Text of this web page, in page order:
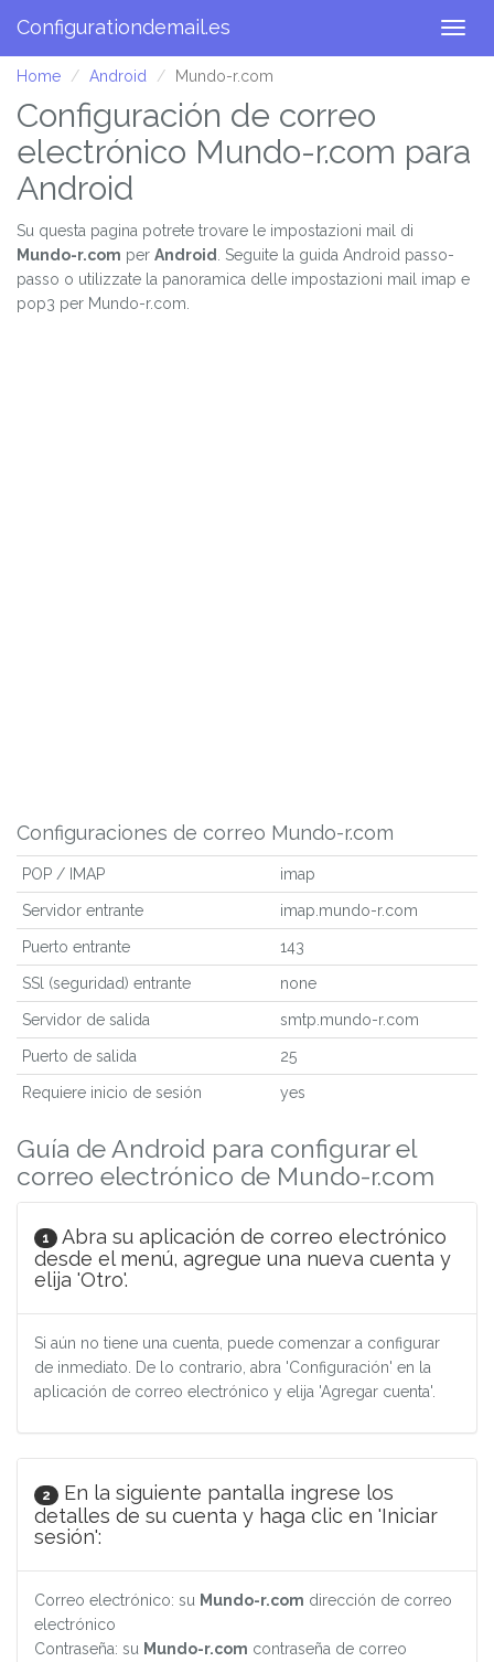
Configurationdemail.es
Home Android Mundo-r.com
Configuración de correo
electrónico Mundo-r.com para
Android
Su questa pagina potrete trovare le impostazioni mail di
Mundo-r.com per Android
. Seguite la guida Android passo-
passo o utilizzate la panoramica delle impostazioni mail imap e
pop3 per Mundo-r.com.
Configuraciones de correo Mundo-r.com
POP / IMAP imap
Servidor entrante imap.mundo-r.com
Puerto entrante 143
SSl (seguridad) entrante none
Servidor de salida smtp.mundo-r.com
Puerto de salida 25
Requiere inicio de sesión yes
Guía de Android para configurar el
correo electrónico de Mundo-r.com
1
Abra su aplicación de correo electrónico
desde el menú, agregue una nueva cuenta y
elija 'Otro'.
Si aún no tiene una cuenta, puede comenzar a configurar
de inmediato. De lo contrario, abra 'Configuración' en la
aplicación de correo electrónico y elija 'Agregar cuenta'.
2
En la siguiente pantalla ingrese los
detalles de su cuenta y haga clic en 'Iniciar
sesión':
Correo electrónico: su Mundo-r.com dirección de correo
electrónico
Contraseña: su Mundo-r.com contraseña de correo